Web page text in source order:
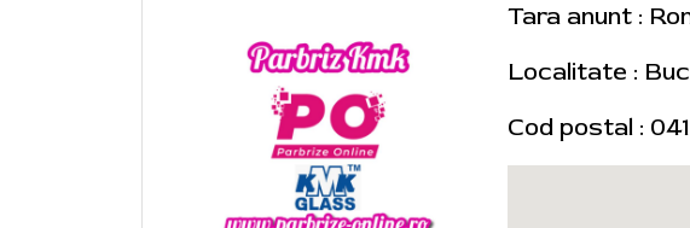
Tara anunt :
Localitate :
Cod postal :